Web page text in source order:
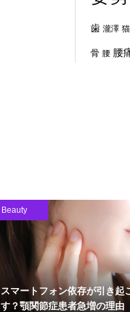
歯 瀧澤
骨 腰 腰
Beauty
スマートフォン依存が引き起
す？顎関節症患者急増の理由